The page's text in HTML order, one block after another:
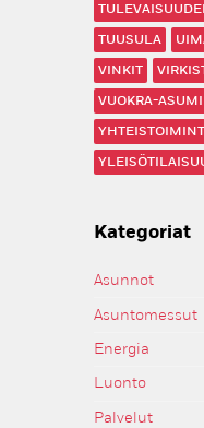
TUUSULA
VINKIT
VUOKRA-
Kategoriat
Asunnot
Asuntomessut
Energia
Luonto
Palvelut